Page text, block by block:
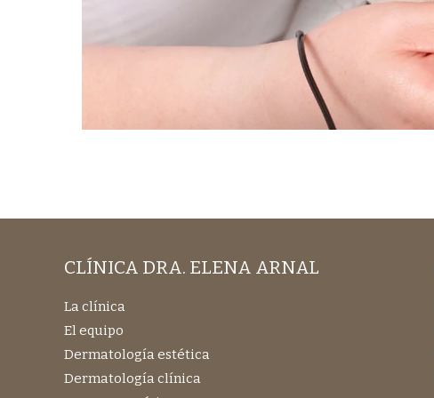
CLÍNICA DRA. ELENA ARNAL
La clínica
El equipo
Dermatología estética
Dermatología clínica